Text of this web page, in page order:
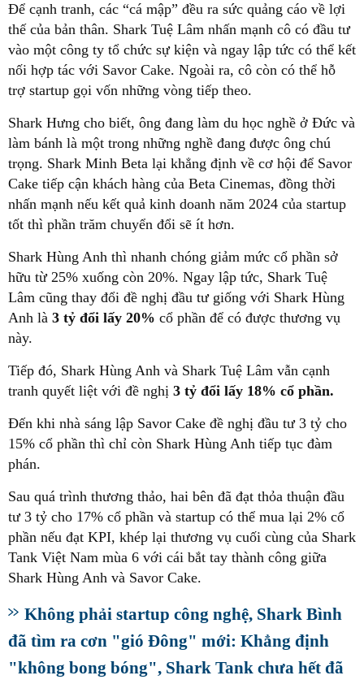
Để cạnh tranh, các “cá mập” đều ra sức quảng cáo về lợi
thế của bản thân. Shark Tuệ Lâm nhấn mạnh cô có đầu tư
vào một công ty tổ chức sự kiện và ngay lập tức có thể kết
nối hợp tác với Savor Cake. Ngoài ra, cô còn có thể hỗ
trợ startup gọi vốn những vòng tiếp theo.
Shark Hưng cho biết, ông đang làm du học nghề ở Đức và
làm bánh là một trong những nghề đang được ông chú
trọng. Shark Minh Beta lại khẳng định về cơ hội để Savor
Cake tiếp cận khách hàng của Beta Cinemas, đồng thời
nhấn mạnh nếu kết quả kinh doanh năm 2024 của startup
tốt thì phần trăm chuyển đổi sẽ ít hơn.
Shark Hùng Anh thì nhanh chóng giảm mức cổ phần sở
hữu từ 25% xuống còn 20%. Ngay lập tức, Shark Tuệ
Lâm cũng thay đổi đề nghị đầu tư giống với Shark Hùng
Anh là 3 tỷ đổi lấy 20% cổ phần để có được thương vụ
này.
Tiếp đó, Shark Hùng Anh và Shark Tuệ Lâm vẫn cạnh
tranh quyết liệt với đề nghị 3 tỷ đổi lấy 18% cổ phần.
Đến khi nhà sáng lập Savor Cake đề nghị đầu tư 3 tỷ cho
15% cổ phần thì chỉ còn Shark Hùng Anh tiếp tục đàm
phán.
Sau quá trình thương thảo, hai bên đã đạt thỏa thuận đầu
tư 3 tỷ cho 17% cổ phần và startup có thể mua lại 2% cổ
phần nếu đạt KPI, khép lại thương vụ cuối cùng của Shark
Tank Việt Nam mùa 6 với cái bắt tay thành công giữa
Shark Hùng Anh và Savor Cake.
Không phải startup công nghệ, Shark Bình
đã tìm ra cơn "gió Đông" mới: Khẳng định
"không bong bóng", Shark Tank chưa hết đã